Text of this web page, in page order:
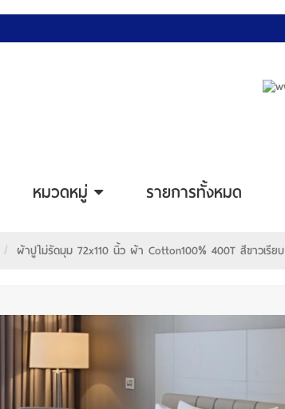
หมวดหมู่ รายการทั้งหมด
ผ้าปูไม่รัดมุม 72x110 นิ้ว ผ้า Cotton100% 400T สีขาวเรียบ